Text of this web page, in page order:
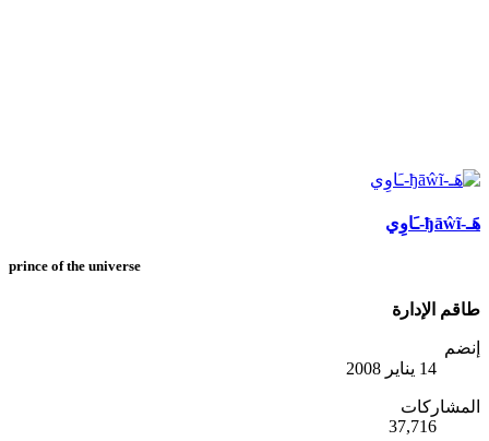
هَـ-ђāŵĩ-ـَاوِي
prince of the universe
طاقم الإدارة
إنضم
14 يناير 2008
المشاركات
37,716